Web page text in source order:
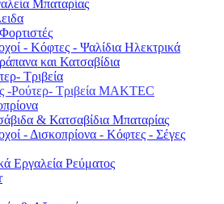
Μπαταρίας
- Κόφτες - Ψαλίδια Ηλεκτρικά
και Κατσαβίδια
Τριβεία
-Ρούτερ- Τριβεία MAKTEC
& Κατσαβίδια Μπαταρίας
- Δισκοπρίονα - Κόφτες - Σέγες
Εργαλεία Ρεύματος